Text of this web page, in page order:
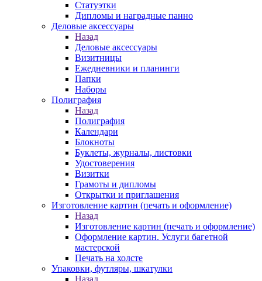
Статуэтки
Дипломы и наградные панно
Деловые аксессуары
Назад
Деловые аксессуары
Визитницы
Ежедневники и планинги
Папки
Наборы
Полиграфия
Назад
Полиграфия
Календари
Блокноты
Буклеты, журналы, листовки
Удостоверения
Визитки
Грамоты и дипломы
Открытки и приглашения
Изготовление картин (печать и оформление)
Назад
Изготовление картин (печать и оформление)
Оформление картин. Услуги багетной
мастерской
Печать на холсте
Упаковки, футляры, шкатулки
Назад